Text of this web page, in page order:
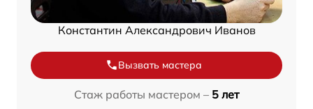
Константин Александрович Иванов
Вызвать мастера
Стаж работы мастером – 5 лет